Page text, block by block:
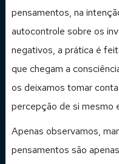
pensamentos, na
autocontrole sobre os
negativos, a prática é
que chegam a
os deixamos tomar
percepção de si mesmo
Apenas observamos,
pensamentos são